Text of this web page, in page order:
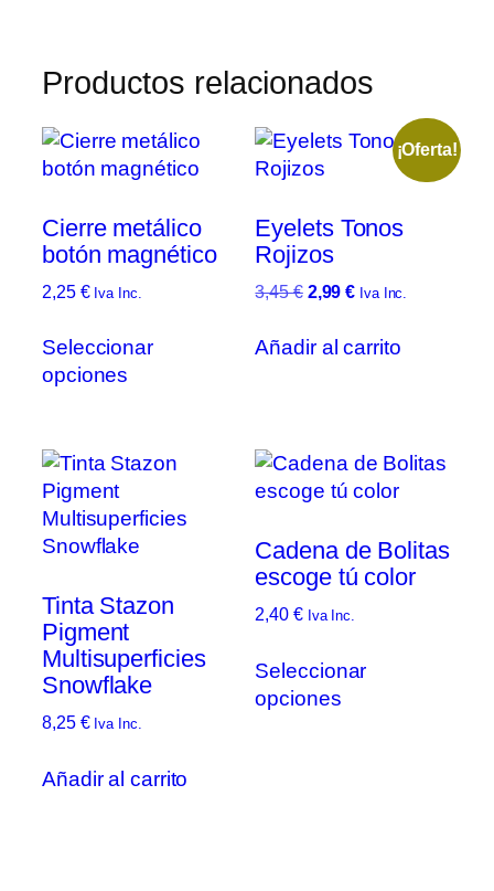
Productos relacionados
Cierre metálico
botón magnético
2,25 € Iva Inc.
Seleccionar
opciones
producto
Las
opciones
pueden
elegir
en
página
de
producto
¡Oferta!
Eyelets Tonos
Rojizos
3,45€ El
original
2,99€El
actual
Iva Inc.
Añadir al carrito
Tinta Stazon
Pigment
Multisuperficies
Snowflake
8,25 € Iva Inc.
Añadir al carrito
Cadena de Bolitas
escoge tú color
2,40 € Iva Inc.
Seleccionar
opciones